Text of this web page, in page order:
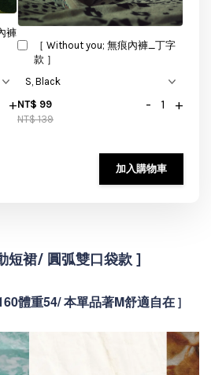
褲
+
［ Without you; 無痕內褲_丁字
款 ］
NT$ 99
NT$ 139
- +
加入購物車
短裙/ 圓弧雙口袋款 ]
體重54/ 本單品著M舒適自在 ]